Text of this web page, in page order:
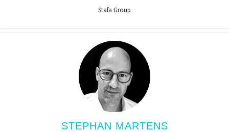
Stafa Group
STEPHAN MARTENS